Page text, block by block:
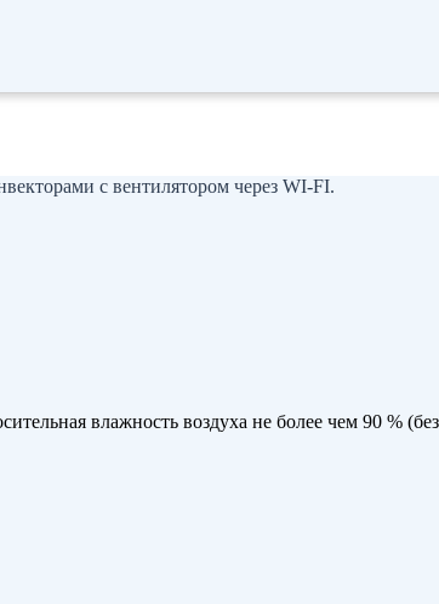
с вентилятором через WI-FI.
влажность воздуха не более чем 90 %